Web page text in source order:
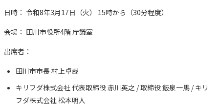
日時： 令和8年3月17日（火） 15時から（30分程度）
会場： 田川市役所4階 庁議室
出席者：
田川市市長 村上卓哉
キリフダ株式会社 代表取締役 赤川英之 / 取締役 飯泉一馬 / キリ
フダ株式会社 松本明人